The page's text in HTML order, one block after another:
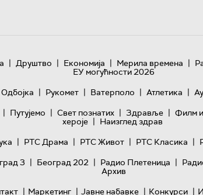
| Друштво | Економија | Мерила времена |
ЕУ могућности 2026
Одбојка | Рукомет | Ватерполо | Атлетика |
| Путујемо | Свет познатих | Здравље | Филм
хероје | Наизглед здрав
| РТС Драма | РТС Живот | РТС Класика |
3 | Београд 202 | Радио Плетеница |
Архив
| Маркетинг | Јавне набавке | Конкурси |